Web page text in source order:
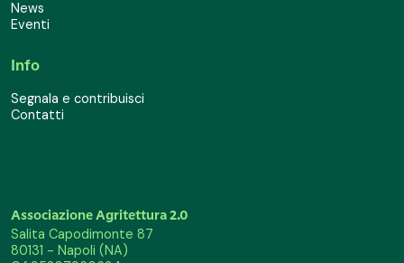
News
Eventi
Info
Segnala e contribuisci
Contatti
Associazione Agritettura 2.0
Salita Capodimonte 87
80131 - Napoli (NA)